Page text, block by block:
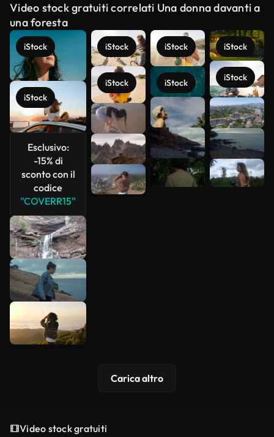
Video stock gratuiti correlati Una donna davanti a
una foresta
iStock
iStock
Esclusivo:
-15% di
sconto con il
codice
"COVERR15"
iStock
iStock
iStock
iStock
iStock
iStock
Scopri di
più
Carica altro
Video stock gratuiti